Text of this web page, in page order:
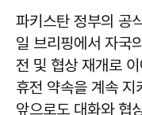
파키스탄 정부의 공
일 브리핑에서 자국
전 및 협상 재개로
휴전 약속을 계속
앞으로도 대화와 협